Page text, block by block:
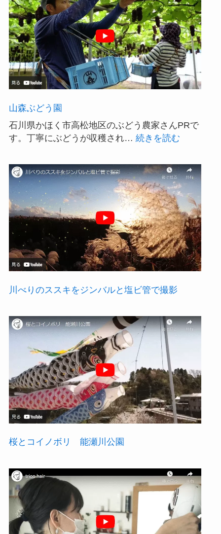
山森ぶどう園
石川県かほく市高松地区のぶどう農家さんPRで
す。丁寧にぶどうが収穫され… 続きを読む:
森
ぶ
ど
う
園
川べりのススキをジンバルと塩ビ管で撮影
桜とコイノボリ 能瀬川公園